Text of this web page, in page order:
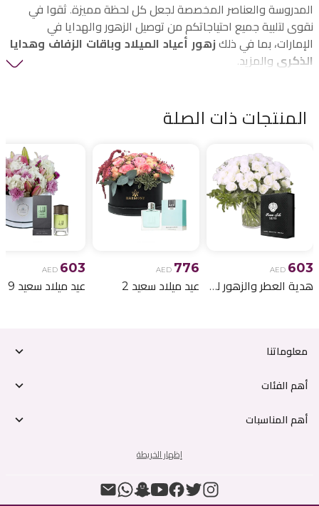
المدروسة والعناصر المخصصة لجعل كل لحظة مميزة. ثقوا في
نقوى لتلبية جميع احتياجاتكم من توصيل الزهور والهدايا في
الإمارات، بما في ذلك زهور أعياد الميلاد وباقات الزفاف وهدايا
الذكرى والمزيد.
المنتجات ذات الصلة
AED 603
هدية العطر والزهور لعيد الميلاد 6
AED 776
عيد ميلاد سعيد 2
AED 603
عيد ميلاد سعيد 9
معلوماتنا
أهم الفئات
أهم المناسبات
إظهار الخريطة